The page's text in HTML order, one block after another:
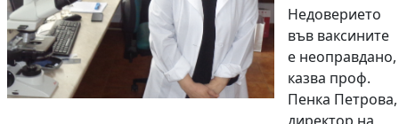
Недоверието
във ваксините
е неоправдано,
казва проф.
Пенка Петрова,